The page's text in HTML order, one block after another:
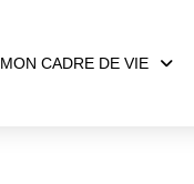
MON CADRE DE VIE